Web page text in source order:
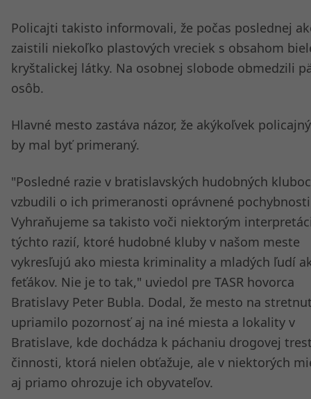
Policajti takisto informovali, že počas poslednej
zaistili niekoľko plastových vreciek s obsahom
kryštalickej látky. Na osobnej slobode obmedzili
osôb.
Hlavné mesto zastáva názor, že akýkoľvek
by mal byť primeraný.
"Posledné razie v bratislavských hudobných
vzbudili o ich primeranosti oprávnené
Vyhraňujeme sa takisto voči niektorým
týchto razií, ktoré hudobné kluby v našom meste
vykresľujú ako miesta kriminality a mladých ľudí
feťákov. Nie je to tak," uviedol pre TASR hovorca
Bratislavy Peter Bubla. Dodal, že mesto na
upriamilo pozornosť aj na iné miesta a lokality v
Bratislave, kde dochádza k páchaniu drogovej
činnosti, ktorá nielen obťažuje, ale v niektorých
aj priamo ohrozuje ich obyvateľov.